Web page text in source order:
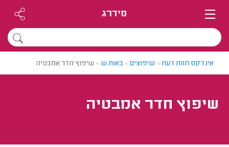
מידרג
אינדקס חוות דעת> שיפוצים> באות ש > שיפוץ חדר אמבטיה
שיפוץ חדר אמבטיה